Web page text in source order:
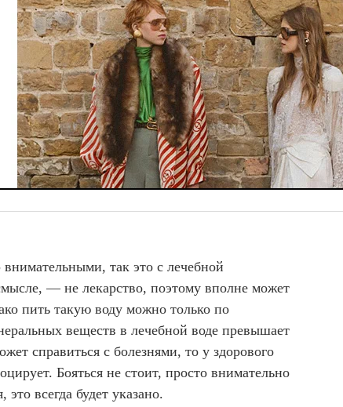
так это с лечебной
— не лекарство, поэтому вполне может
пить такую воду можно только по
веществ в лечебной воде превышает
справиться с болезнями, то у здорового
Бояться не стоит, просто внимательно
это всегда будет указано.